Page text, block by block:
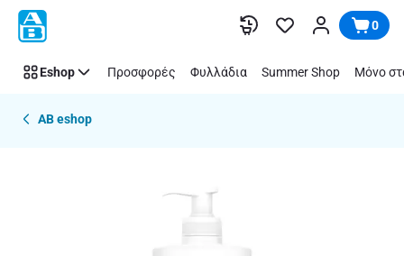
Παράλειψη 0
Eshop Προσφορές Φυλλάδια Summer Shop Μόνο
AB eshop